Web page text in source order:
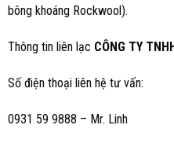
bông khoáng Rockwool).
Thông tin liên lạc CÔNG TY
Số điện thoại liên hệ tư vấn:
0931 59 9888 – Mr. Linh